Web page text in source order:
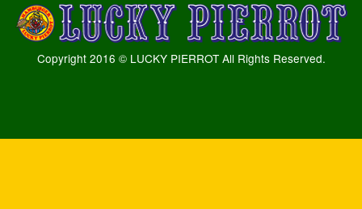
Copyright 2016 © LUCKY PIERROT All Rights Reserved.